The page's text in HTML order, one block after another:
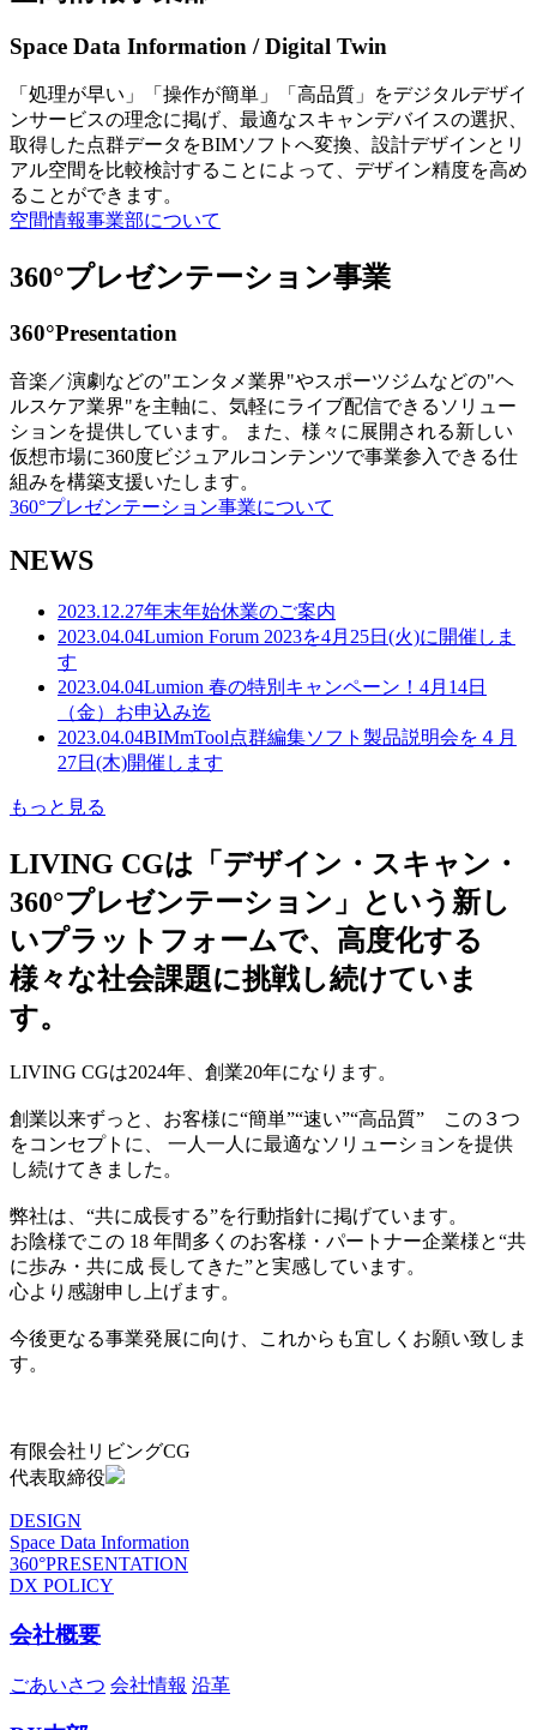
Space Data Information / Digital Twin
「処理が早い」「操作が簡単」「高品質」をデジタルデザイ
ンサービスの理念に掲げ、最適なスキャンデバイスの選択、
取得した点群データをBIMソフトへ変換、設計デザインとリ
アル空間を比較検討することによって、デザイン精度を高め
ることができます。
空間情報事業部について
360°プレゼンテーション事業
360°Presentation
音楽／演劇などの"エンタメ業界"やスポーツジムなどの"ヘ
ルスケア業界"を主軸に、気軽にライブ配信できるソリュー
ションを提供しています。 また、様々に展開される新しい
仮想市場に360度ビジュアルコンテンツで事業参入できる仕
組みを構築支援いたします。
360°プレゼンテーション事業について
NEWS
2023.12.27年末年始休業のご案内
2023.04.04Lumion Forum 2023を4月25日(火)に開催しま
す
2023.04.04Lumion 春の特別キャンペーン！4月14日
（金）お申込み迄
2023.04.04BIMmTool点群編集ソフト製品説明会を４月
27日(木)開催します
もっと見る
LIVING CGは「デザイン・スキャン・
360°プレゼンテーション」という新し
いプラットフォームで、高度化する
様々な社会課題に挑戦し続けていま
す。
LIVING CGは2024年、創業20年になります。
創業以来ずっと、お客様に“簡単”“速い”“高品質” この３つ
をコンセプトに、 一人一人に最適なソリューションを提供
し続けてきました。
弊社は、“共に成長する”を行動指針に掲げています。
お陰様でこの 18 年間多くのお客様・パートナー企業様と“共
に歩み・共に成 長してきた”と実感しています。
心より感謝申し上げます。
今後更なる事業発展に向け、これからも宜しくお願い致しま
す。
有限会社リビングCG
代表取締役
DESIGN
Space Data Information
360°PRESENTATION
DX POLICY
会社概要
ごあいさつ 会社情報 沿革